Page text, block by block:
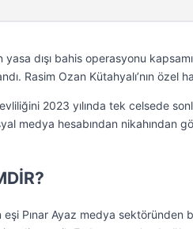
dışı bahis operasyonu
Rasim Ozan Kütahyalı’nın özel
evliliğini 2023 yılında tek celsede
medya hesabından nikahından
eşi Pınar Ayaz medya